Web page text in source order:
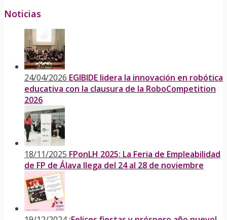
Noticias
24/04/2026 EGIBIDE lidera la innovación en robótica
educativa con la clausura de la RoboCompetition
2026
18/11/2025 FPonLH 2025: La Feria de Empleabilidad
de FP de Álava llega del 24 al 28 de noviembre